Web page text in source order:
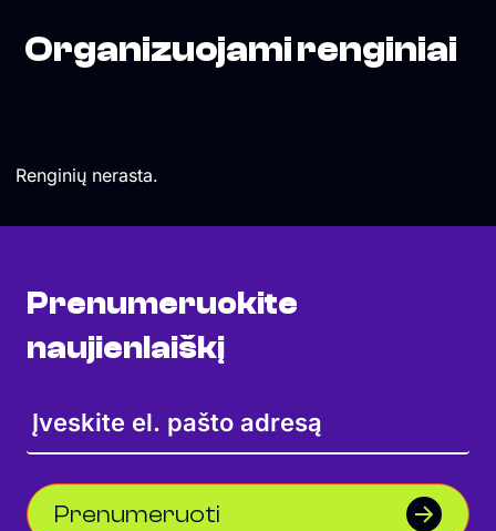
Organizuojami renginiai
Renginių nerasta.
Prenumeruokite
naujienlaiškį
Prenumeruoti